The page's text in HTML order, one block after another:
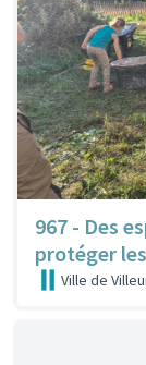
967 - Des
protéger
Ville de